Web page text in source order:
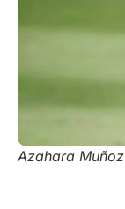
Azahara Muñoz